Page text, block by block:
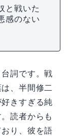
と戦いた
感のない
詞です。戦
、半間修二
きすぎる純
読者からも
り、彼を語